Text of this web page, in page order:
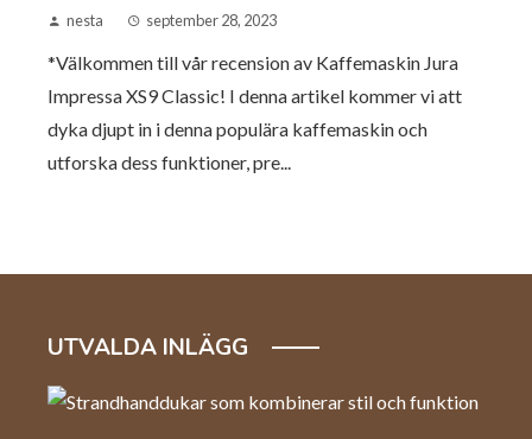
nesta september 28, 2023
*Välkommen till vår recension av Kaffemaskin Jura
Impressa XS9 Classic! I denna artikel kommer vi att
dyka djupt in i denna populära kaffemaskin och
utforska dess funktioner, pre...
UTVALDA INLÄGG